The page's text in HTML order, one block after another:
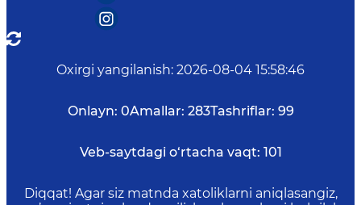
Oxirgi yangilanish: 2026-08-04 15:58:46
Onlayn: 0Amallar: 283Tashriflar: 99
Veb-saytdagi o‘rtacha vaqt: 101
Diqqat! Agar siz matnda xatoliklarni aniqlasangiz,